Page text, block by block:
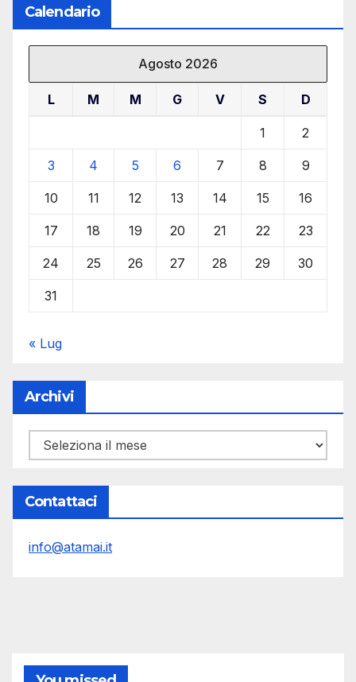
Calendario
Agosto 2026
L M M G V S D
1 2
3 4 5 6 7 8 9
10 11 12 13 14 15 16
17 18 19 20 21 22 23
24 25 26 27 28 29 30
31
« Lug
Archivi
Archivi
Contattaci
info@atamai.it